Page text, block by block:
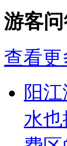
游客
查看
阳
水